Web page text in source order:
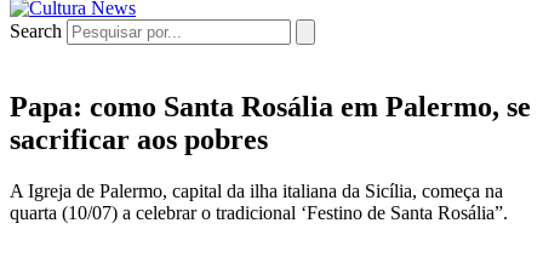
Search
Papa: como Santa Rosália em Palermo, se
sacrificar aos pobres
A Igreja de Palermo, capital da ilha italiana da Sicília, começa na
quarta (10/07) a celebrar o tradicional ‘Festino de Santa Rosália”.